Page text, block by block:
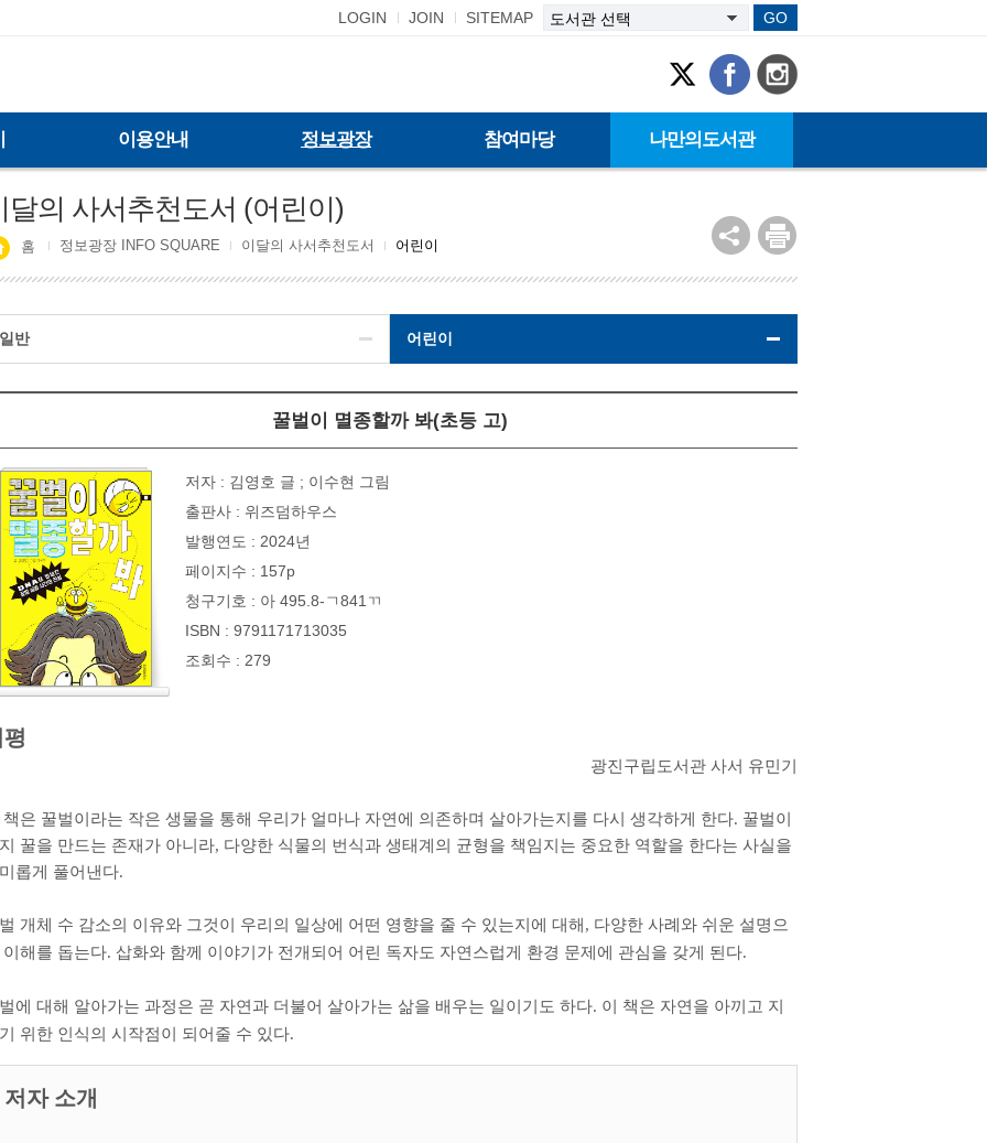
LOGIN JOIN SITEMAP GO
이용안내 정보광장 참여마당 나만의도서관
달의 사서추천도서 (어린이)
홈 정보광장 INFO SQUARE 이달의 사서추천도서 어린이
일반 어린이
꿀벌이 멸종할까 봐(초등 고)
저자 : 김영호 글 ; 이수현 그림
출판사 : 위즈덤하우스
발행연도 : 2024년
페이지수 : 157p
청구기호 : 아 495.8-ㄱ841ㄲ
ISBN : 9791171713035
조회수 : 279
광진구립도서관 사서 유민기
책은 꿀벌이라는 작은 생물을 통해 우리가 얼마나 자연에 의존하며 살아가는지를 다시 생각하게 한다. 꿀벌이
꿀을 만드는 존재가 아니라, 다양한 식물의 번식과 생태계의 균형을 책임지는 중요한 역할을 한다는 사실을
롭게 풀어낸다.
개체 수 감소의 이유와 그것이 우리의 일상에 어떤 영향을 줄 수 있는지에 대해 , 다양한 사례와 쉬운 설명으
이해를 돕는다. 삽화와 함께 이야기가 전개되어 어린 독자도 자연스럽게 환경 문제에 관심을 갖게 된다.
에 대해 알아가는 과정은 곧 자연과 더불어 살아가는 삶을 배우는 일이기도 하다. 이 책은 자연을 아끼고 지
위한 인식의 시작점이 되어줄 수 있다.
저자 소개